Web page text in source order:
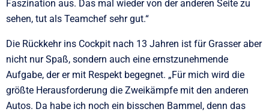
Faszination aus. Das mal wieder von der anderen Seite zu
sehen, tut als Teamchef sehr gut.“
Die Rückkehr ins Cockpit nach 13 Jahren ist für Grasser aber
nicht nur Spaß, sondern auch eine ernstzunehmende
Aufgabe, der er mit Respekt begegnet. „Für mich wird die
größte Herausforderung die Zweikämpfe mit den anderen
Autos. Da habe ich noch ein bisschen Bammel, denn das